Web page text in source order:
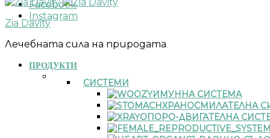
Facebook
Instagram
Zia Davity
Лечебната сила на природата
ПРОДУКТИ
СИСТЕМИ
ИМУННА СИСТЕМА
ХРАНОСМИЛАТЕЛНА
ОПОРО-ДВИГАТЕЛНА